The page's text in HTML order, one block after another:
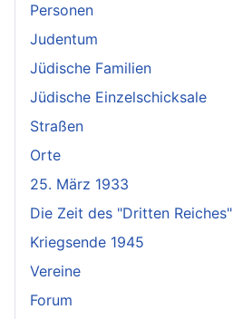
Personen
Judentum
Jüdische Familien
Jüdische Einzelschicksale
Straßen
Orte
25. März 1933
Die Zeit des "Dritten Reiches"
Kriegsende 1945
Vereine
Forum